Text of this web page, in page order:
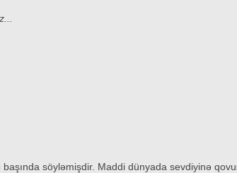
başında söyləmişdir. Maddi dünyada sevdiyinə